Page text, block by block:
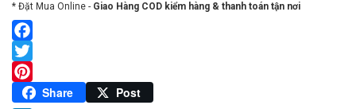
* Đặt Mua Online - Giao Hàng COD kiểm hàng & thanh toán tận nơi
Facebook
Twitter
Pinterest
Share Post